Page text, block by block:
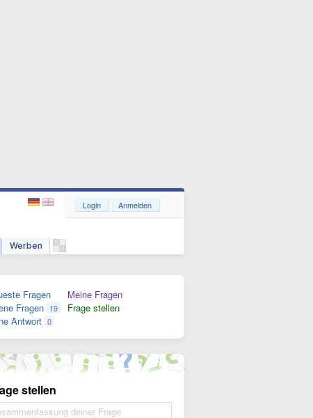
Werben
Login Anmelden
Fragen
Fragen 19
Antwort 0
Meine Fragen
Frage stellen
stellen